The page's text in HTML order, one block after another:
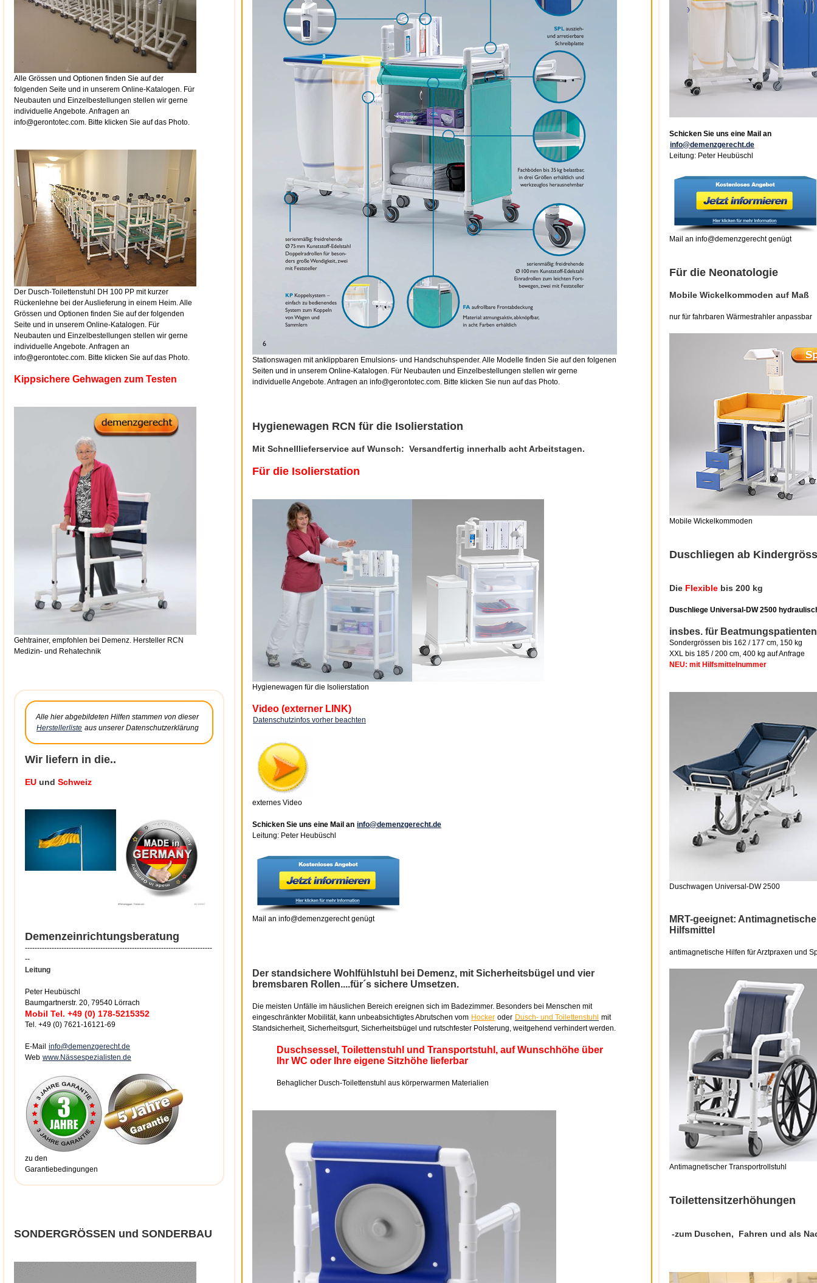
Alle Grössen und Optionen finden Sie auf der
folgenden Seite und in unserem Online-Katalogen. Für
Neubauten und Einzelbestellungen stellen wir gerne
individuelle Angebote. Anfragen an
info@gerontotec.com. Bitte klicken Sie auf das Photo.
Der Dusch-Toilettenstuhl DH 100 PP mit kurzer
Rückenlehne bei der Auslieferung in einem Heim. Alle
Grössen und Optionen finden Sie auf der folgenden
Seite und in unserem Online-Katalogen. Für
Neubauten und Einzelbestellungen stellen wir gerne
individuelle Angebote. Anfragen an
info@gerontotec.com. Bitte klicken Sie auf das Photo.
Kippsichere Gehwagen zum Testen
Gehtrainer, empfohlen bei Demenz. Hersteller RCN
Medizin- und Rehatechnik
Alle hier abgebildeten Hilfen stammen von dieser
Herstellerliste aus unserer Datenschutzerklärung
Wir liefern in die..
EU und Schweiz
Demenzeinrichtungsberatung
-----------------------------------------------------------------------------
--
Leitung
Peter Heubüschl
Baumgartnerstr. 20, 79540 Lörrach
Mobil Tel. +49 (0) 178-5215352
Tel. +49 (0) 7621-16121-69
E-Mail info@demenzgerecht.de
Web www.Nässespezialisten.de
zu den
Garantiebedingungen
SONDERGRÖSSEN und SONDERBAU
Stationswagen mit anklippbaren Emulsions- und Handschuhspender. Alle Modelle finden Sie auf den folgenen
Seiten und in unserem Online-Katalogen. Für Neubauten und Einzelbestellungen stellen wir gerne
individuelle Angebote. Anfragen an info@gerontotec.com. Bitte klicken Sie nun auf das Photo.
Hygienewagen RCN für die Isolierstation
Mit Schnelllieferservice auf Wunsch: Versandfertig innerhalb acht Arbeitstagen.
Für die Isolierstation
Hygienewagen für die Isolierstation
Video (externer LINK)
Datenschutzinfos vorher beachten
externes Video
Schicken Sie uns eine Mail an info@demenzgerecht.de
Leitung: Peter Heubüschl
Mail an info@demenzgerecht genügt
Der standsichere Wohlfühlstuhl bei Demenz, mit Sicherheitsbügel und vier
bremsbaren Rollen....für´s sichere Umsetzen.
Die meisten Unfälle im häuslichen Bereich ereignen sich im Badezimmer. Besonders bei Menschen mit
eingeschränkter Mobilität, kann unbeabsichtigtes Abrutschen vom Hocker oder Dusch- und Toilettenstuhl mit
Standsicherheit, Sicherheitsgurt, Sicherheitsbügel und rutschfester Polsterung, weitgehend verhindert werden.
Duschsessel, Toilettenstuhl und Transportstuhl, auf Wunschhöhe über
Ihr WC oder Ihre eigene Sitzhöhe lieferbar
Behaglicher Dusch-Toilettenstuhl aus körperwarmen Materialien
Schicken Sie uns eine Mail an
info@demenzgerecht.de
Leitung: Peter Heubüschl
Mail an info@demenzgerecht genügt
Für die Neonatologie
Mobile Wickelkommoden auf Maß
nur für fahrbaren Wärmestrahler anpassbar
Mobile Wickelkommoden
Duschliegen ab
Die Flexible bis 200 kg
Duschliege Universal-DW 2500
insbes. für Beatmungspatienten
Sondergrössen bis 162 / 177 cm, 150 kg
XXL bis 185 / 200 cm, 400 kg auf Anfrage
NEU: mit Hilfsmittelnummer
Duschwagen Universal-DW 2500
MRT-geeignet: Antimagnetische
Hilfsmittel
antimagnetische Hilfen für Arztpraxen und
Antimagnetischer Transportrollstuhl
Toilettensitzerhöhungen
-zum Duschen, Fahren und als